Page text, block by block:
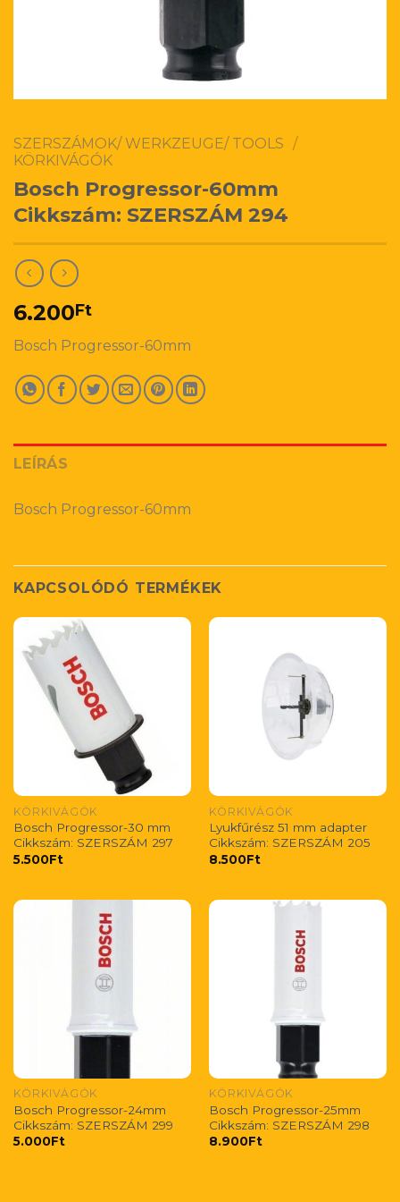
SZERSZÁMOK/ WERKZEUGE/ TOOLS /
KÖRKIVÁGÓK
Bosch Progressor-60mm
Cikkszám: SZERSZÁM 294
6.200Ft
Bosch Progressor-60mm
LEÍRÁS
Bosch Progressor-60mm
KAPCSOLÓDÓ TERMÉKEK
KÖRKIVÁGÓK
Bosch Progressor-30 mm
Cikkszám: SZERSZÁM 297
5.500Ft
KÖRKIVÁGÓK
Lyukfűrész 51 mm adapter
Cikkszám: SZERSZÁM 205
8.500Ft
KÖRKIVÁGÓK
Bosch Progressor-24mm
Cikkszám: SZERSZÁM 299
5.000Ft
KÖRKIVÁGÓK
Bosch Progressor-25mm
Cikkszám: SZERSZÁM 298
8.900Ft